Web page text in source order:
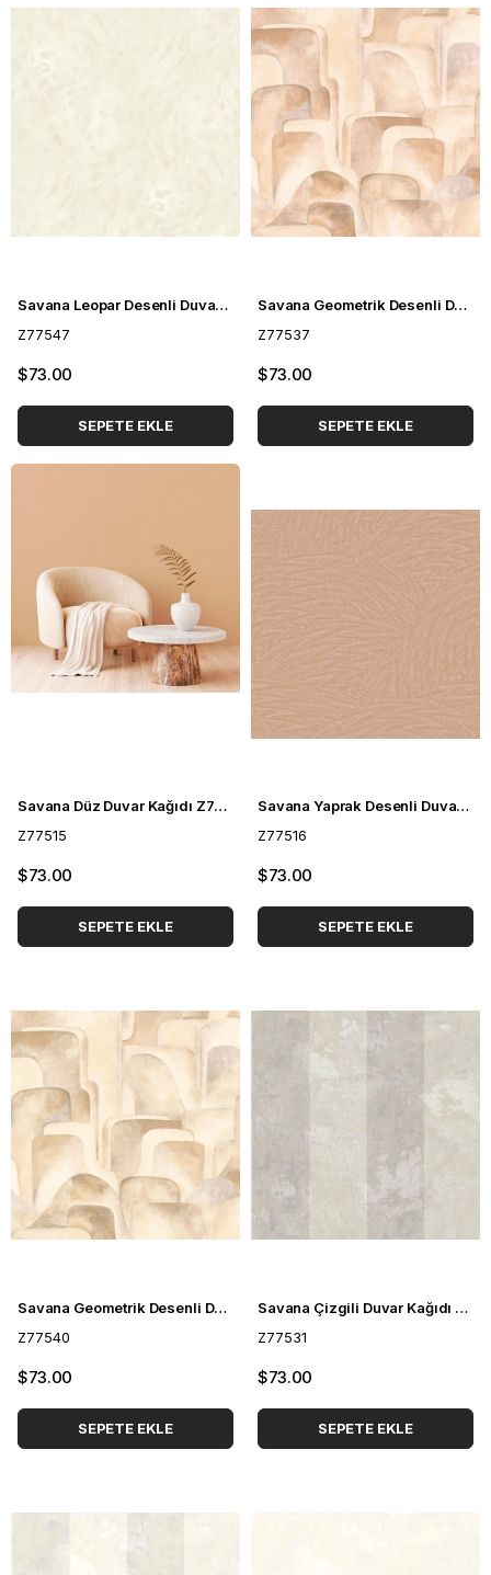
Savana Leopar Desenli Duvar Kağıdı Z77547
Z77547
$73.00
SEPETE EKLE
Savana Geometrik Desenli Duvar Kağıdı Z77537
Z77537
$73.00
SEPETE EKLE
Savana Düz Duvar Kağıdı Z77515
Z77515
$73.00
SEPETE EKLE
Savana Yaprak Desenli Duvar Kağıdı Z77516
Z77516
$73.00
SEPETE EKLE
Savana Geometrik Desenli Duvar Kağıdı Z77540
Z77540
$73.00
SEPETE EKLE
Savana Çizgili Duvar Kağıdı Z77531
Z77531
$73.00
SEPETE EKLE